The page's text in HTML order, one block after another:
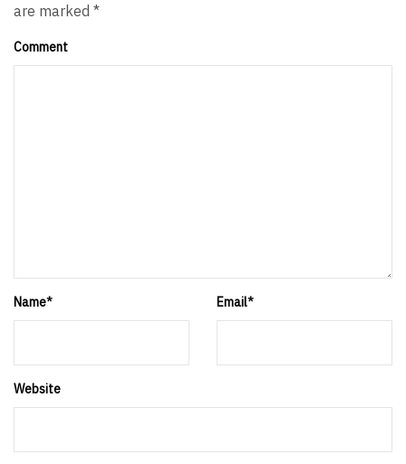
are marked *
Comment
Name* Email*
Website